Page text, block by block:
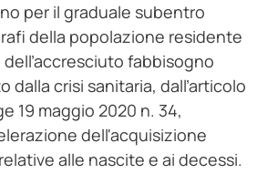
per il graduale subentro
della popolazione residente
fabbisogno
dalla crisi sanitaria, dall’articolo
19 maggio 2020 n. 34,
dell'acquisizione
alle nascite e ai decessi.